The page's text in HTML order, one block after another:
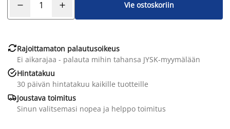
Vie ostoskoriin
Rajoittamaton palautusoikeus
Ei aikarajaa - palauta mihin tahansa JYSK-myymälään
Hintatakuu
30 päivän hintatakuu kaikille tuotteille
Joustava toimitus
Sinun valitsemasi nopea ja helppo toimitus